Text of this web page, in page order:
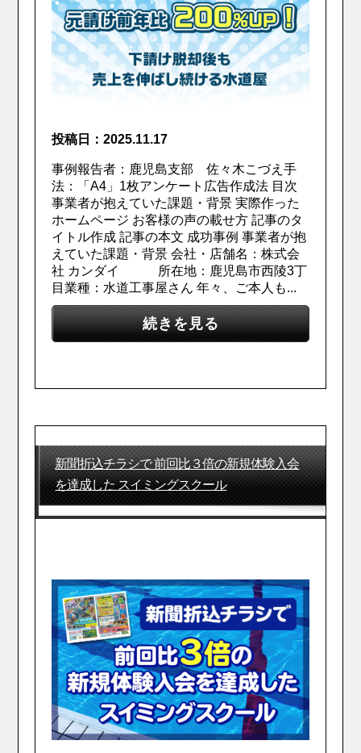
投稿日：2025.11.17
事例報告者：鹿児島支部 佐々木こづえ手
法：「A4」1枚アンケート広告作成法 目次
事業者が抱えていた課題・背景 実際作った
ホームページ お客様の声の載せ方 記事のタ
イトル作成 記事の本文 成功事例 事業者が抱
えていた課題・背景 会社・店舗名：株式会
社 カンダイ 所在地：鹿児島市西陵3丁
目業種：水道工事屋さん 年々、ご本人も...
続きを見る
新聞折込チラシで 前回比３倍の新規体験入会
を達成した スイミングスクール